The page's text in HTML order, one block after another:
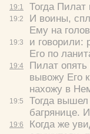
19:1
19:2
19:3
19:4
19:5
19:6
Тогда Пилат
И воины,
Ему на
и говорили:
Его по
Пилат
вывожу Его
нахожу в
Тогда
багрянице.
Когда же